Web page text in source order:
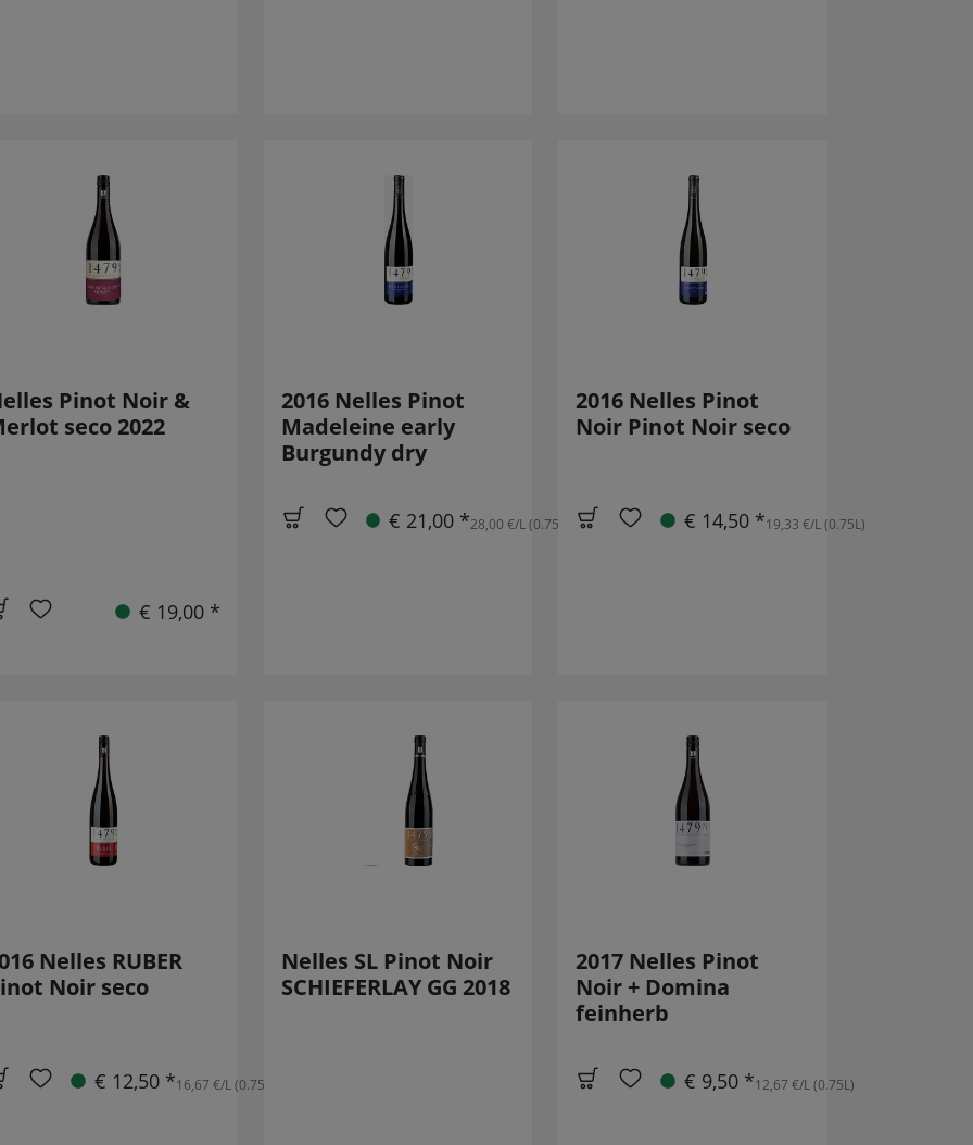
Pinot Noir &
seco 2022
€ 19,00 *
2016 Nelles Pinot
Madeleine early
Burgundy dry
€ 21,00 *28,00 €/L (0.75L)
2016 Nelles Pinot
Noir Pinot Noir seco
€ 14,50 *19,33 €/L (0.75L)
Nelles RUBER
Noir seco
€ 12,50 *16,67 €/L (0.75L)
Nelles SL Pinot Noir
SCHIEFERLAY GG 2018
2017 Nelles Pinot
Noir + Domina
feinherb
€ 9,50 *12,67 €/L (0.75L)